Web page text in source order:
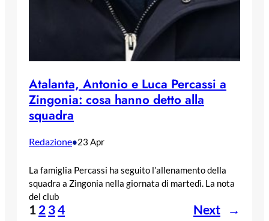
Atalanta, Antonio e Luca Percassi a
Zingonia: cosa hanno detto alla
squadra
Redazione•23 Apr
La famiglia Percassi ha seguito l’allenamento della
squadra a Zingonia nella giornata di martedì. La nota
del club
1 2 34 Next →